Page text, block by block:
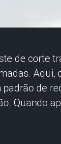
de corte
Aqui,
padrão de
Quando